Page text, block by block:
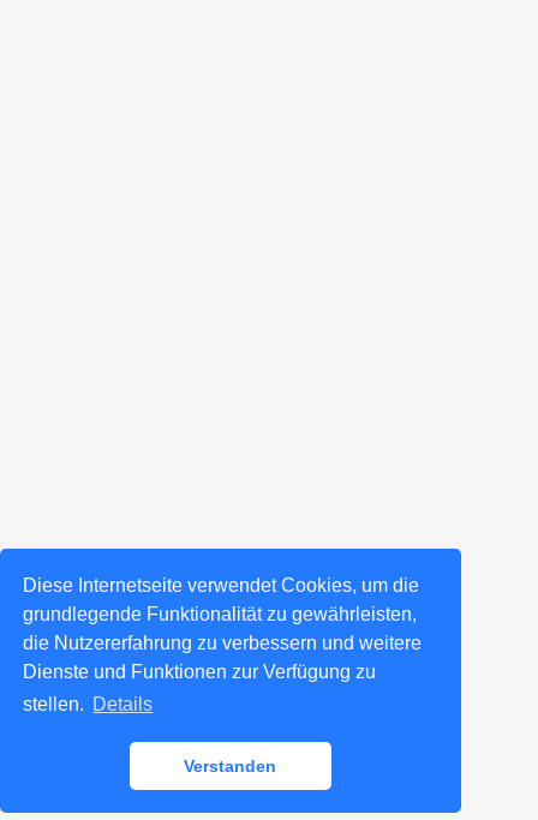
Diese Internetseite verwendet Cookies, um die
grundlegende Funktionalität zu gewährleisten,
die Nutzererfahrung zu verbessern und weitere
Dienste und Funktionen zur Verfügung zu
stellen. Details
Verstanden